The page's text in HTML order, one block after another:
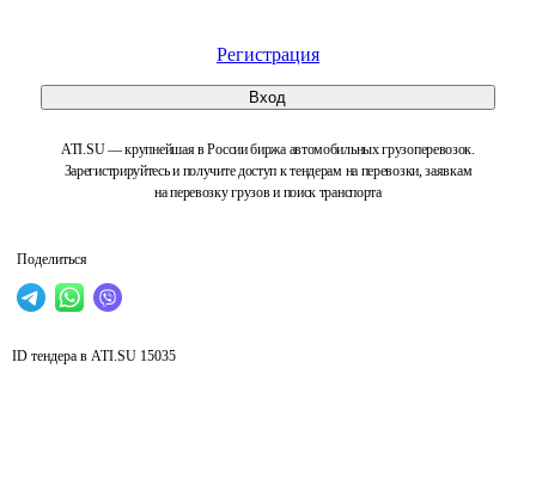
Регистрация
Вход
ATI.SU — крупнейшая в России биржа автомобильных грузоперевозок.
Зарегистрируйтесь и получите доступ к тендерам на перевозки, заявкам
на перевозку грузов и поиск транспорта
Поделиться
ID тендера в ATI.SU 15035